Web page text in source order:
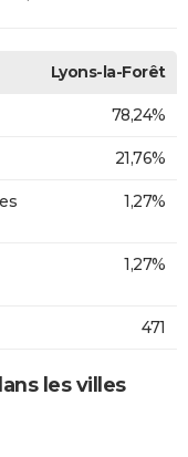
Lyons-la-Forêt
78,24%
21,76%
1,27%
1,27%
471
les villes